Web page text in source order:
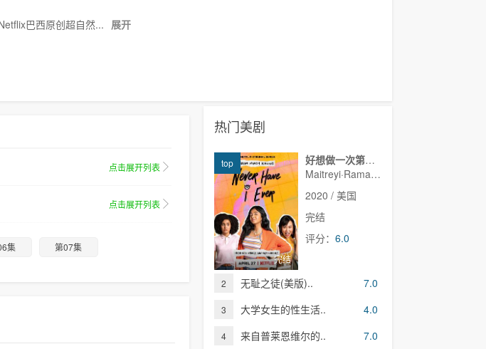
巴西原创超自然... 展开
点击展开列表
点击展开列表
集 第07集
热门美剧
完结
top
好想做一次第一季
Maitreyi·Ramakrishnan,普娜·贾甘纳坦,李·罗德里格斯,Richa·Moorjani,Martin·Martinez,Benjamin·Norris,亚当·沙皮罗,雷蒙娜·杨,Christina·Kartchner,Jaren·Lewison,Jack·Seavor·McDonald,Darren·Barnet,Dino·Petrera,Aitana·Rinab,Hanna·S
2020 / 美国
完结
评分： 6.0
2 无耻之徒(美版).. 7.0
3 大学女生的性生活.. 4.0
4 来自普莱恩维尔的.. 7.0